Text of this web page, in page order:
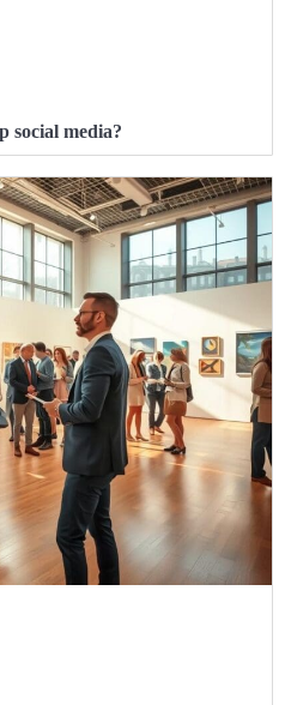
social media?